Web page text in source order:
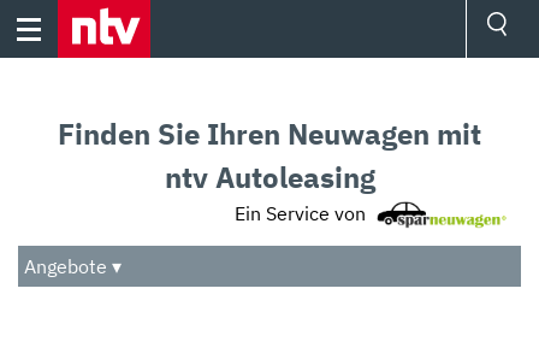
Skip
Audio
Das Beste
Finden Sie Ihren Neuwagen mit
ntv Autoleasing
Ein Service von
Angebote ▾